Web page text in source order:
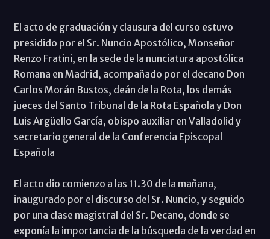
El acto de graduación y clausura del curso estuvo
presidido por el Sr. Nuncio Apostólico, Monseñor
Renzo Fratini, en la sede de la nunciatura apostólica
Romana en Madrid, acompañado por el decano Don
Carlos Morán Bustos, deán de la Rota, los demás
jueces del Santo Tribunal de la Rota Española y Don
Luis Argüello García, obispo auxiliar en Valladolid y
secretario general de la Conferencia Episcopal
Española
El acto dio comienzo a las 11.30 de la mañana,
inaugurado por el discurso del Sr. Nuncio, y seguido
por una clase magistral del Sr. Decano, donde se
exponía la importancia de la búsqueda de la verdad en